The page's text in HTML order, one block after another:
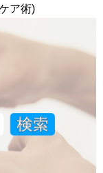
ア術)